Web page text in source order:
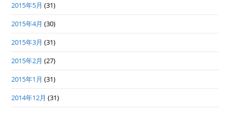
2015年5月 (31)
2015年4月 (30)
2015年3月 (31)
2015年2月 (27)
2015年1月 (31)
2014年12月 (31)